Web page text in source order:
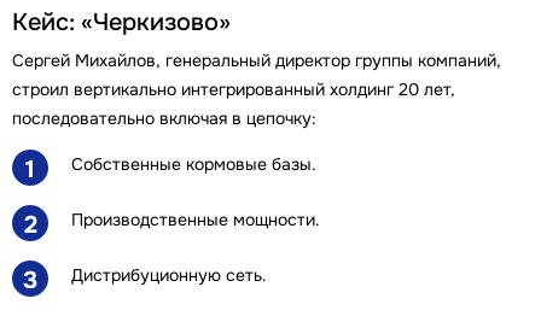
Кейс: «Черкизово»
Сергей Михайлов, генеральный директор группы компаний,
строил вертикально интегрированный холдинг 20 лет,
последовательно включая в цепочку:
1 Собственные кормовые базы.
2 Производственные мощности.
3 Дистрибуционную сеть.